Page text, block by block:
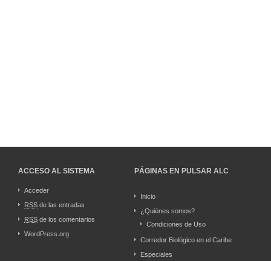
ACCESO AL SISTEMA
Acceder
RSS de las entradas
RSS de los comentarios
WordPress.org
PÁGINAS EN PULSAR ALC
Inicio
¿Quiénes somos?
Condiciones de Uso
Corredor Biológico en el Caribe
Especiales